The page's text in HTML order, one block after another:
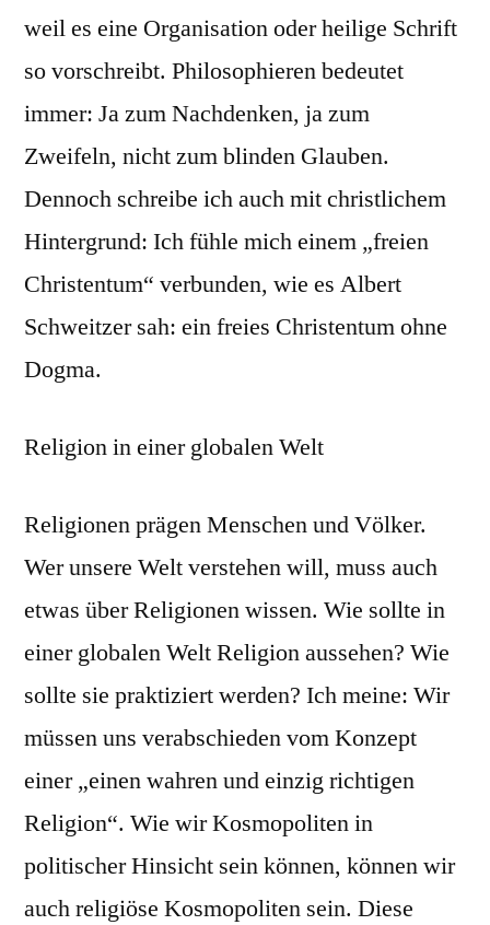
weil es eine Organisation oder heilige Schrift
so vorschreibt. Philosophieren bedeutet
immer: Ja zum Nachdenken, ja zum
Zweifeln, nicht zum blinden Glauben.
Dennoch schreibe ich auch mit christlichem
Hintergrund: Ich fühle mich einem „freien
Christentum“ verbunden, wie es Albert
Schweitzer sah: ein freies Christentum ohne
Dogma.
Religion in einer globalen Welt
Religionen prägen Menschen und Völker.
Wer unsere Welt verstehen will, muss auch
etwas über Religionen wissen. Wie sollte in
einer globalen Welt Religion aussehen? Wie
sollte sie praktiziert werden? Ich meine: Wir
müssen uns verabschieden vom Konzept
einer „einen wahren und einzig richtigen
Religion“. Wie wir Kosmopoliten in
politischer Hinsicht sein können, können wir
auch religiöse Kosmopoliten sein. Diese